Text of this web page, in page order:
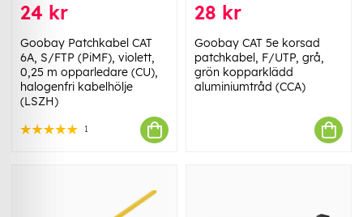
24 kr
Goobay Patchkabel CAT
6A, S/FTP (PiMF), violett,
0,25 m opparledare (CU),
halogenfri kabelhölje
(LSZH)
1
28 kr
Goobay CAT 5e korsad
patchkabel, F/UTP, grå,
grön kopparklädd
aluminiumtråd (CCA)